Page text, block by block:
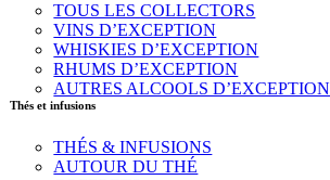
TOUS LES COLLECTORS
VINS D’EXCEPTION
WHISKIES D’EXCEPTION
RHUMS D’EXCEPTION
AUTRES ALCOOLS D’EXCEPTION
Thés et infusions
THÉS & INFUSIONS
AUTOUR DU THÉ